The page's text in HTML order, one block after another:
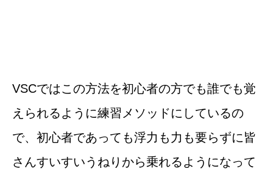
VSCではこの方法を初心者の方でも誰でも覚
えられるように練習メソッドにしているの
で、初心者であっても浮力も力も要らずに皆
さんすいすいうねりから乗れるようになって